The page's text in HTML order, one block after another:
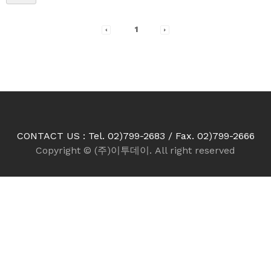
1
CONTACT US : Tel. 02)799-2683 / Fax. 02)799-2666
Copyright © (주)이투데이. All right reserved